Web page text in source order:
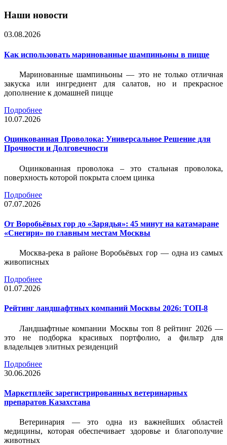
Наши новости
03.08.2026
Как использовать маринованные шампиньоны в пицце
Маринованные шампиньоны — это не только отличная
закуска или ингредиент для салатов, но и прекрасное
дополнение к домашней пицце
Подробнее
10.07.2026
Оцинкованная Проволока: Универсальное Решение для
Прочности и Долговечности
Оцинкованная проволока – это стальная проволока,
поверхность которой покрыта слоем цинка
Подробнее
07.07.2026
От Воробьёвых гор до «Зарядья»: 45 минут на катамаране
«Снегири» по главным местам Москвы
Москва-река в районе Воробьёвых гор — одна из самых
живописных
Подробнее
01.07.2026
Рейтинг ландшафтных компаний Москвы 2026: ТОП-8
Ландшафтные компании Москвы топ 8 рейтинг 2026 —
это не подборка красивых портфолио, а фильтр для
владельцев элитных резиденций
Подробнее
30.06.2026
Маркетплейс зарегистрированных ветеринарных
препаратов Казахстана
Ветеринария — это одна из важнейших областей
медицины, которая обеспечивает здоровье и благополучие
животных